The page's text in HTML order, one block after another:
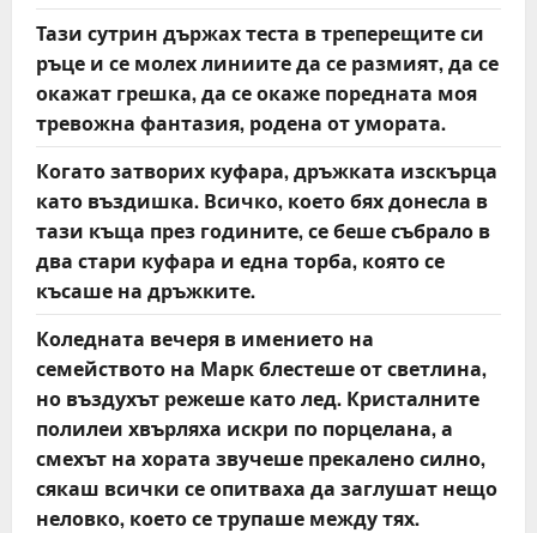
Тази сутрин държах теста в треперещите си
ръце и се молех линиите да се размият, да се
окажат грешка, да се окаже поредната моя
тревожна фантазия, родена от умората.
Когато затворих куфара, дръжката изскърца
като въздишка. Всичко, което бях донесла в
тази къща през годините, се беше събрало в
два стари куфара и една торба, която се
късаше на дръжките.
Коледната вечеря в имението на
семейството на Марк блестеше от светлина,
но въздухът режеше като лед. Кристалните
полилеи хвърляха искри по порцелана, а
смехът на хората звучеше прекалено силно,
сякаш всички се опитваха да заглушат нещо
неловко, което се трупаше между тях.